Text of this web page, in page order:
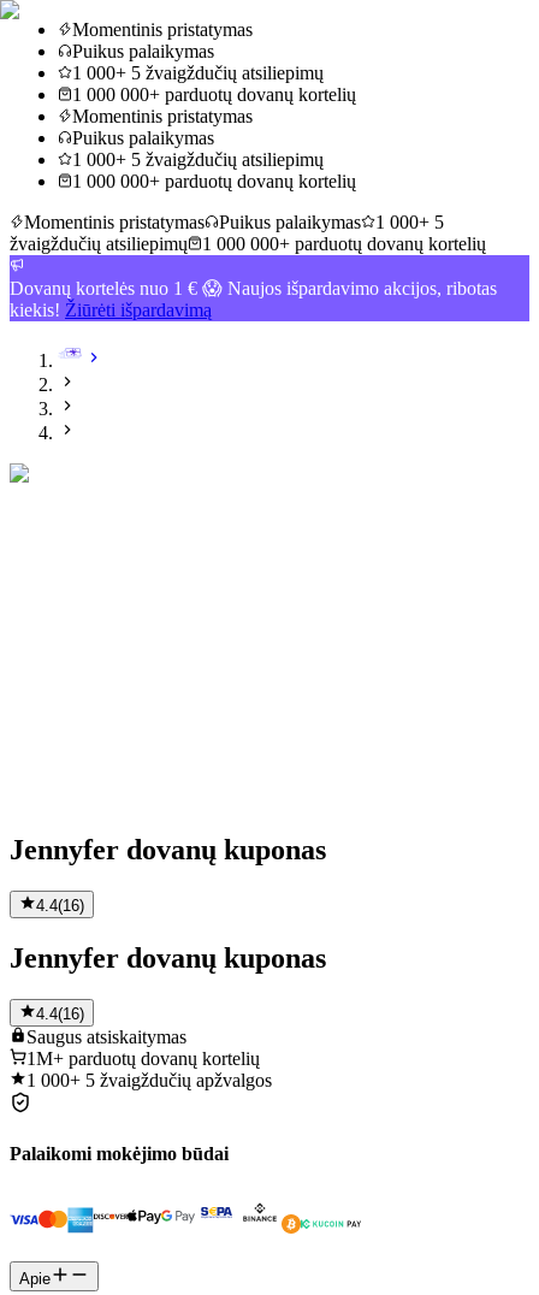
Momentinis pristatymas
Puikus palaikymas
1 000+ 5 žvaigždučių atsiliepimų
1 000 000+ parduotų dovanų kortelių
Momentinis pristatymas
Puikus palaikymas
1 000+ 5 žvaigždučių atsiliepimų
1 000 000+ parduotų dovanų kortelių
Momentinis pristatymas
Puikus palaikymas
1 000+ 5
žvaigždučių atsiliepimų
1 000 000+ parduotų dovanų kortelių
Dovanų kortelės nuo 1 € 😱 Naujos išpardavimo akcijos, ribotas
kiekis! Žiūrėti išpardavimą
Jennyfer dovanų kuponas
4.4(16)
Jennyfer dovanų kuponas
4.4(16)
Saugus atsiskaitymas
1M+ parduotų dovanų kortelių
1 000+ 5 žvaigždučių apžvalgos
Palaikomi mokėjimo būdai
Apie